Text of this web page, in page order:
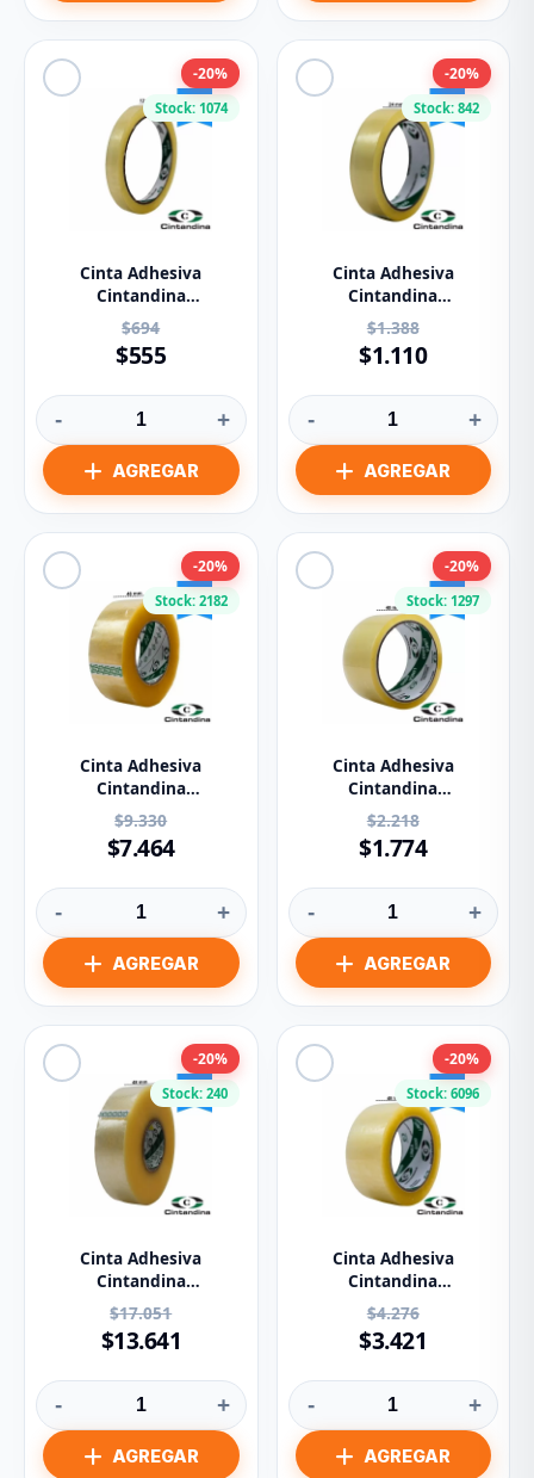
Stock: 1074
-20%
Cinta Adhesiva
Cintandina
Transparente 12mm
x50m
$694
$555
- +
Stock: 842
-20%
Cinta Adhesiva
Cintandina
Transparente 24mm X
50m
$1.388
$1.110
- +
Stock: 2182
-20%
Cinta Adhesiva
Cintandina
Transparente 48mm X
200m
$9.330
$7.464
- +
Stock: 1297
-20%
Cinta Adhesiva
Cintandina
Transparente 48mm X
40m
$2.218
$1.774
- +
Stock: 240
-20%
Cinta Adhesiva
Cintandina
Transparente 48mm X
500m
$17.051
$13.641
- +
Stock: 6096
-20%
Cinta Adhesiva
Cintandina
Transparente 48mm
x100m
$4.276
$3.421
- +